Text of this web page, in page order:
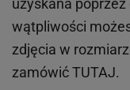
uzyskana
wątpliwości
zdjęcia w
zamówićTUTAJ.